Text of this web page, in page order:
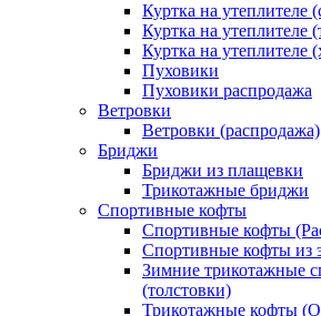
Куртка на утеплителе
Куртка на утеплителе
Куртка на утеплителе
Пуховики
Пуховики распродажа
Ветровки
Ветровки (распродажа)
Бриджи
Бриджи из плащевки
Трикотажные бриджи
Спортивные кофты
Спортивные кофты
Спортивные кофты из
Зимние трикотажные
(толстовки)
Трикотажные кофты